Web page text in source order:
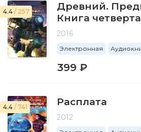
4.4 / 257
Древний.
Книга
2016
Электронная
399 ₽
4.4 / 741 Расплата
2012